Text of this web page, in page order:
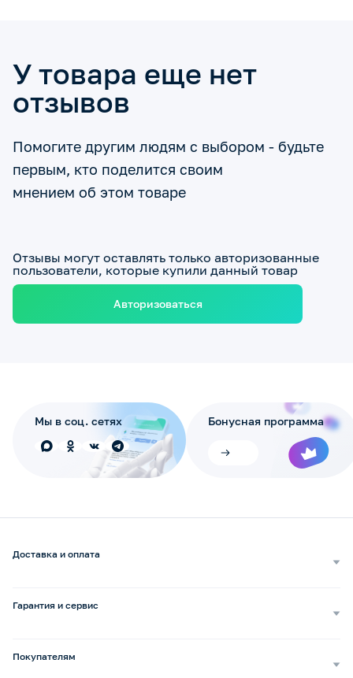
У товара еще нет
отзывов
Помогите другим людям с выбором - будьте
первым, кто поделится своим
мнением об этом товаре
Отзывы могут оставлять только авторизованные
пользователи, которые купили данный товар
Авторизоваться
Мы в соц. сетях Бонусная программа
Доставка и оплата
Гарантия и сервис
Покупателям